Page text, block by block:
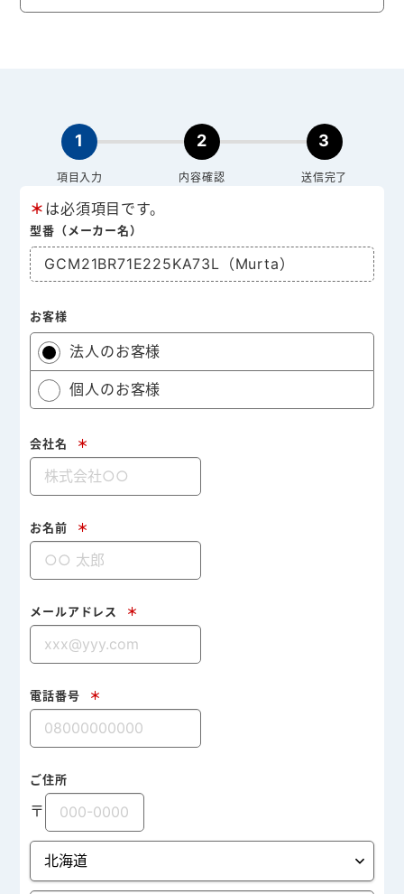
1
項目入力
2
内容確認
3
送信完了
＊ は必須項目です。
型番（メーカー名）
GCM21BR71E225KA73L（Murta）
お客様
法人のお客様
個人のお客様
会社名 ＊
お名前 ＊
メールアドレス ＊
電話番号 ＊
ご住所
〒